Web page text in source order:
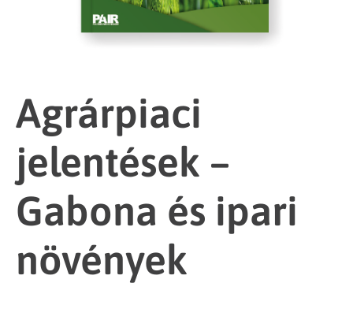
Agrárpiaci
jelentések –
Gabona és ipari
növények